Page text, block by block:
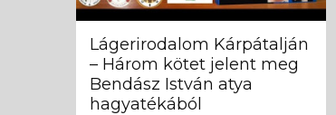
Lágerirodalom Kárpátalján
– Három kötet jelent meg
Bendász István atya
hagyatékából